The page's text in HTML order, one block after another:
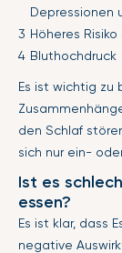
Depressionen
Höheres
Bluthochdruck
Es ist wichtig zu
den Schlaf
sich nur ein-
Ist es
essen?
Es ist klar, dass
negative